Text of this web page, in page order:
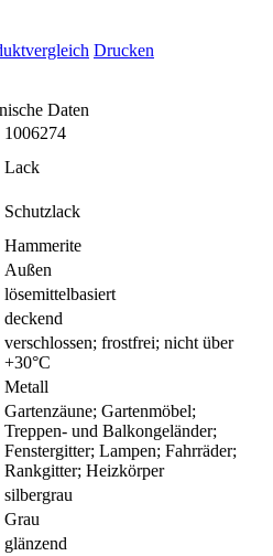
Drucken
Daten
1006274
Lack
Schutzlack
Hammerite
Außen
lösemittelbasiert
deckend
verschlossen; frostfrei; nicht über
+30°C
Metall
Gartenzäune; Gartenmöbel;
Treppen- und Balkongeländer;
Fenstergitter; Lampen; Fahrräder;
Rankgitter; Heizkörper
silbergrau
Grau
glänzend